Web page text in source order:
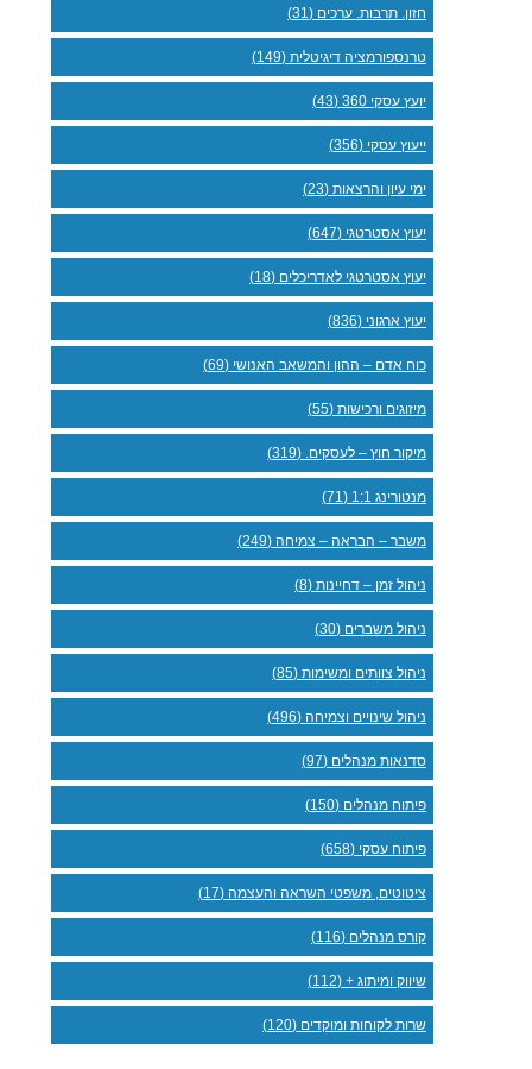
חזון. תרבות. ערכים (31)
טרנספורמציה דיגיטלית (149)
יועץ עסקי 360 (43)
ייעוץ עסקי (356)
ימי עיון והרצאות (23)
יעוץ אסטרטגי (647)
יעוץ אסטרטגי לאדריכלים (18)
יעוץ ארגוני (836)
כוח אדם – ההון והמשאב האנושי (69)
מיזוגים ורכישות (55)
מיקור חוץ – לעסקים. (319)
מנטורינג 1:1 (71)
משבר – הבראה – צמיחה (249)
ניהול זמן – דחיינות (8)
ניהול משברים (30)
ניהול צוותים ומשימות (85)
ניהול שינויים וצמיחה (496)
סדנאות מנהלים (97)
פיתוח מנהלים (150)
פיתוח עסקי (658)
ציטוטים, משפטי השראה והעצמה (17)
קורס מנהלים (116)
שיווק ומיתוג + (112)
שרות לקוחות ומוקדים (120)